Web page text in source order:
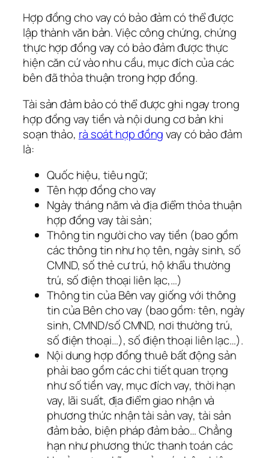
Hợp đồng cho vay có bảo đảm có thể được
lập thành văn bản. Việc công chứng, chứng
thực hợp đồng vay có bảo đảm được thực
hiện căn cứ vào nhu cầu, mục đích của các
bên đã thỏa thuận trong hợp đồng.
Tài sản đảm bảo có thể được ghi ngay trong
hợp đồng vay tiền và nội dung cơ bản khi
soạn thảo, rà soát hợp đồngvay có bảo đảm
là:
Quốc hiệu, tiêu ngữ;
Tên hợp đồng cho vay
Ngày tháng năm và địa điểm thỏa thuận
hợp đồng vay tài sản;
Thông tin người cho vay tiền (bao gồm
các thông tin như họ tên, ngày sinh, số
CMND, số thẻ cư trú, hộ khẩu thường
trú, số điện thoại liên lạc,…)
Thông tin của Bên vay giống với thông
tin của Bên cho vay (bao gồm: tên, ngày
sinh, CMND/số CMND, nơi thường trú,
số điện thoại…), số điện thoại liên lạc…).
Nội dung hợp đồng thuê bất động sản
phải bao gồm các chi tiết quan trọng
như số tiền vay, mục đích vay, thời hạn
vay, lãi suất, địa điểm giao nhận và
phương thức nhận tài sản vay, tài sản
đảm bảo, biện pháp đảm bảo… Chẳng
hạn như phương thức thanh toán các